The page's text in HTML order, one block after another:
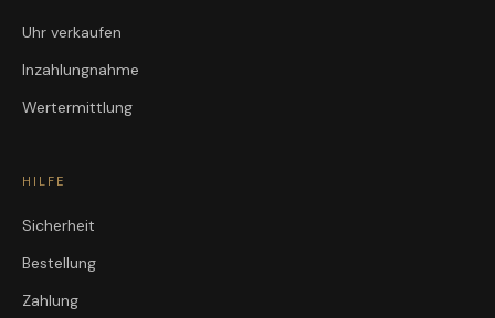
Uhr verkaufen
Inzahlungnahme
Wertermittlung
HILFE
Sicherheit
Bestellung
Zahlung